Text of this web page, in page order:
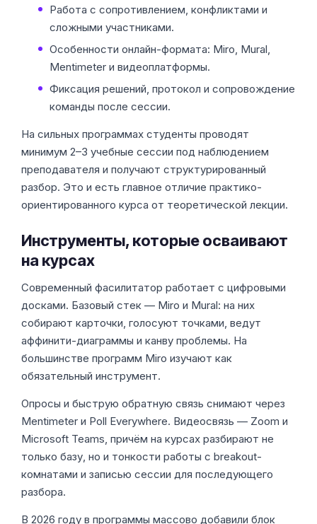
Работа с сопротивлением, конфликтами и
сложными участниками.
Особенности онлайн-формата: Miro, Mural,
Mentimeter и видеоплатформы.
Фиксация решений, протокол и сопровождение
команды после сессии.
На сильных программах студенты проводят
минимум 2–3 учебные сессии под наблюдением
преподавателя и получают структурированный
разбор. Это и есть главное отличие практико-
ориентированного курса от теоретической лекции.
Инструменты, которые осваивают
на курсах
Современный фасилитатор работает с цифровыми
досками. Базовый стек — Miro и Mural: на них
собирают карточки, голосуют точками, ведут
аффинити-диаграммы и канву проблемы. На
большинстве программ Miro изучают как
обязательный инструмент.
Опросы и быструю обратную связь снимают через
Mentimeter и Poll Everywhere. Видеосвязь — Zoom и
Microsoft Teams, причём на курсах разбирают не
только базу, но и тонкости работы с breakout-
комнатами и записью сессии для последующего
разбора.
В 2026 году в программы массово добавили блок